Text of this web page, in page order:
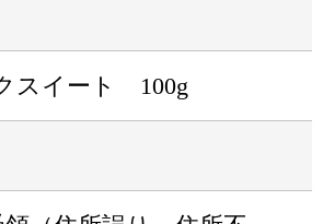
スイート 100g